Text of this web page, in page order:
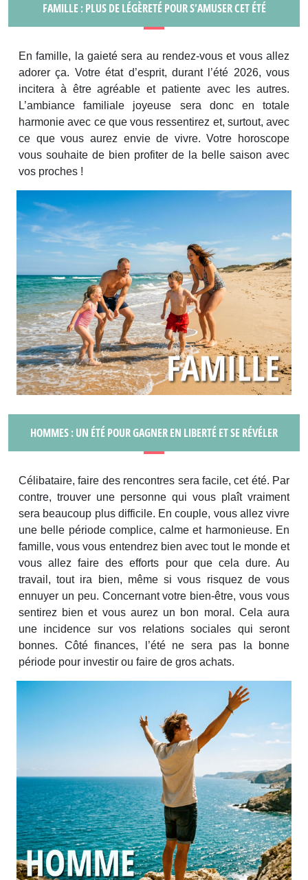
FAMILLE : PLUS DE LÉGÈRETÉ POUR S’AMUSER CET ÉTÉ
En famille, la gaieté sera au rendez-vous et vous allez
adorer ça. Votre état d’esprit, durant l’été 2026, vous
incitera à être agréable et patiente avec les autres.
L’ambiance familiale joyeuse sera donc en totale
harmonie avec ce que vous ressentirez et, surtout, avec
ce que vous aurez envie de vivre. Votre horoscope
vous souhaite de bien profiter de la belle saison avec
vos proches !
HOMMES : UN ÉTÉ POUR GAGNER EN LIBERTÉ ET SE RÉVÉLER
Célibataire, faire des rencontres sera facile, cet été. Par
contre, trouver une personne qui vous plaît vraiment
sera beaucoup plus difficile. En couple, vous allez vivre
une belle période complice, calme et harmonieuse. En
famille, vous vous entendrez bien avec tout le monde et
vous allez faire des efforts pour que cela dure. Au
travail, tout ira bien, même si vous risquez de vous
ennuyer un peu. Concernant votre bien-être, vous vous
sentirez bien et vous aurez un bon moral. Cela aura
une incidence sur vos relations sociales qui seront
bonnes. Côté finances, l’été ne sera pas la bonne
période pour investir ou faire de gros achats.